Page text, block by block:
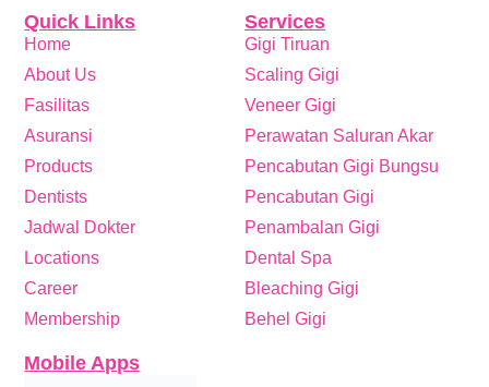
Services
Gigi Tiruan
Scaling Gigi
Veneer Gigi
Perawatan Saluran Akar
Pencabutan Gigi Bungsu
Pencabutan Gigi
Penambalan Gigi
Dental Spa
Bleaching Gigi
Behel Gigi
Quick Links
Home
About Us
Fasilitas
Asuransi
Products
Dentists
Jadwal Dokter
Locations
Career
Membership
Mobile Apps